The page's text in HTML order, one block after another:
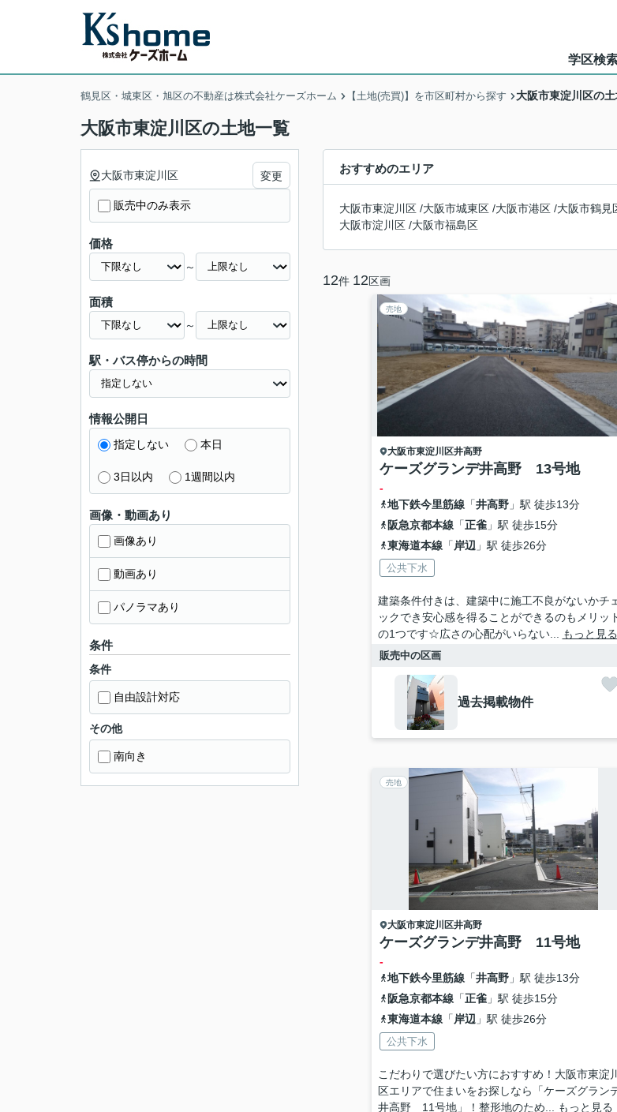
学区検
鶴見区・城東区・旭区の不動産は株式会社ケーズホーム 【土地(売買)】を市区町村から探す 大阪市東淀川区の
大阪市東淀川区の土地一覧
おすすめのエリア
大阪市東淀川区 /大阪市城東区 /大阪市港区 /大阪市鶴見
大阪市淀川区 /大阪市福島区
12件 12区画
売地
大阪市東淀川区井高野
ケーズグランデ井高野 13号地
-
地下鉄今里筋線「井高野」駅 徒歩13分
阪急京都本線「正雀」駅 徒歩15分
東海道本線「 岸辺 」駅 徒歩26分
公共下水
建築条件付きは、建築中に施工不良がないかチ
ックでき安心感を得ることができるのもメリッ
の1つです☆広さの心配がいらない...
もっと見る
販売中の区画
過去掲載物件
売地
大阪市東淀川区井高野
ケーズグランデ井高野 11号地
-
地下鉄今里筋線「井高野」駅 徒歩13分
阪急京都本線「正雀」駅 徒歩15分
東海道本線「 岸辺 」駅 徒歩26分
公共下水
こだわりで選びたい方におすすめ！大阪市東淀川
区エリアで住まいをお探しなら「ケーズグラン
井高野 11号地」！整形地のため...
もっと見る
大阪市東淀川区 変更
販売中のみ表示
価格
～
面積
～
駅・バス停からの時間
情報公開日
指定しない 本日
3日以内 1週間以内
画像・動画あり
画像あり
動画あり
パノラマあり
条件
条件
自由設計対応
その他
南向き